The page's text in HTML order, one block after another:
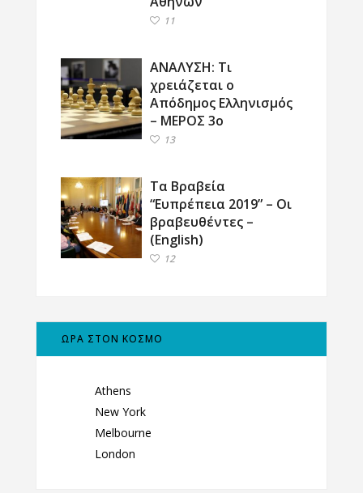
11
ΑΝΑΛΥΣΗ: Τι
χρειάζεται ο
Απόδημος Ελληνισμός
– ΜΕΡΟΣ 3ο
13
Τα Βραβεία
“Ευπρέπεια 2019” – Οι
βραβευθέντες –
(English)
12
ΩΡΑ ΣΤΟΝ ΚΟΣΜΟ
Athens
New York
Melbourne
London